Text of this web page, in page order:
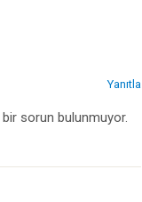
Yanıtla
bir sorun bulunmuyor.